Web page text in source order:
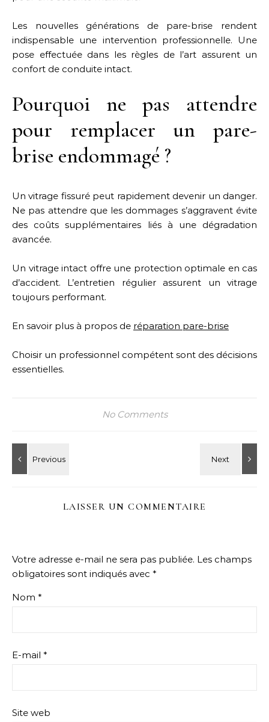
Les nouvelles générations de pare-brise rendent
indispensable une intervention professionnelle. Une
pose effectuée dans les règles de l’art assurent un
confort de conduite intact.
Pourquoi ne pas attendre
pour remplacer un pare-
brise endommagé ?
Un vitrage fissuré peut rapidement devenir un danger.
Ne pas attendre que les dommages s’aggravent évite
des coûts supplémentaires liés à une dégradation
avancée.
Un vitrage intact offre une protection optimale en cas
d’accident. L’entretien régulier assurent un vitrage
toujours performant.
En savoir plus à propos de réparation pare-brise
Choisir un professionnel compétent sont des décisions
essentielles.
No Comments
LAISSER UN COMMENTAIRE
Votre adresse e-mail ne sera pas publiée. Les champs
obligatoires sont indiqués avec *
Nom *
E-mail *
Site web